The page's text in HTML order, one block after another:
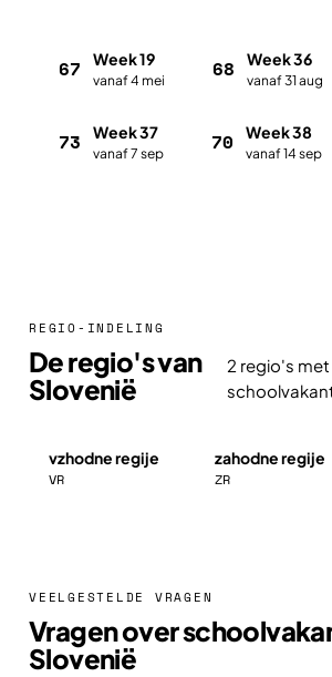
67 Week 19
vanaf 4 mei 68 Week 36
vanaf 31 aug
73 Week 37
vanaf 7 sep 70 Week 38
vanaf 14 sep
REGIO-INDELING
De regio's van
Slovenië
2 regio's
vzhodne regije
VR
zahodne regije
ZR
VEELGESTELDE VRAGEN
Vragen over
Slovenië